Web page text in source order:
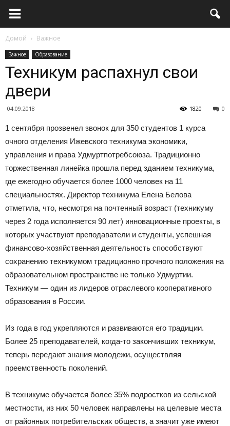
Домой Важное
Важное Образование
Техникум распахнул свои
двери
04.09.2018 0
1820
1 сентября прозвенел звонок для 350 студентов 1 курса
очного отделения Ижевского техникума экономики,
управления и права Удмуртпотребсоюза. Традиционно
торжественная линейка прошла перед зданием техникума,
где ежегодно обучается более 1000 человек на 11
специальностях. Директор техникума Елена Белова
отметила, что, несмотря на почтенный возраст (техникуму
через 2 года исполняется 90 лет) инновационные проекты, в
которых участвуют преподаватели и студенты, успешная
финансово-хозяйственная деятельность способствуют
сохранению техникумом традиционно прочного положения на
образовательном пространстве не только Удмуртии.
Техникум — один из лидеров отраслевого кооперативного
образования в России.
Из года в год укрепляются и развиваются его традиции.
Более 25 преподавателей, когда-то закончивших техникум,
теперь передают знания молодежи, осуществляя
преемственность поколений.
В техникуме обучается более 35% подростков из сельской
местности, из них 50 человек направлены на целевые места
от районных потребительских обществ, а значит уже имеют